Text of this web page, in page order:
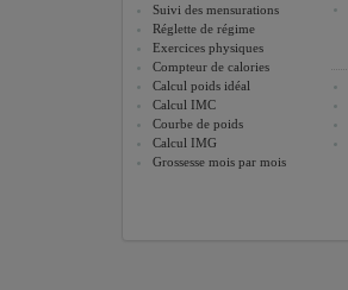
Suivi des mensurations
Réglette de régime
Exercices physiques
Compteur de calories
Calcul poids idéal
Calcul IMC
Courbe de poids
Calcul IMG
Grossesse mois par mois